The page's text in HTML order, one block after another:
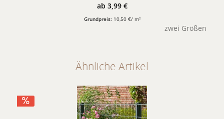
ab 3,99 €
Grundpreis: 10,50 €/ m²
zwei Größen
Ähnliche Artikel